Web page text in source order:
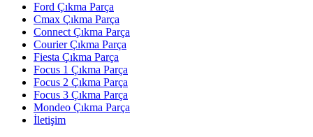
Ford Çıkma Parça
Cmax Çıkma Parça
Connect Çıkma Parça
Courier Çıkma Parça
Fiesta Çıkma Parça
Focus 1 Çıkma Parça
Focus 2 Çıkma Parça
Focus 3 Çıkma Parça
Mondeo Çıkma Parça
İletişim